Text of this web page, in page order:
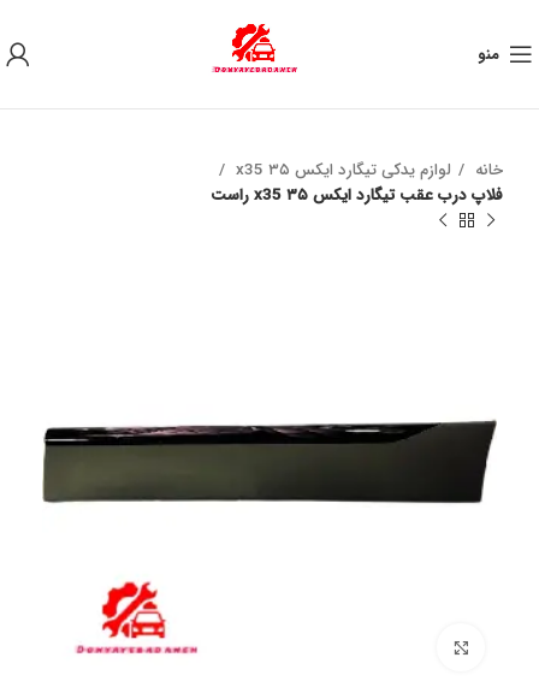
منو
خانه
لوازم یدکی تیگارد ایکس ۳۵ x35
فلاپ درب عقب تیگارد ایکس ۳۵ x35 راست
به علت نوسان ارز ، لطفا قبل از خرید تماس بگیرید.